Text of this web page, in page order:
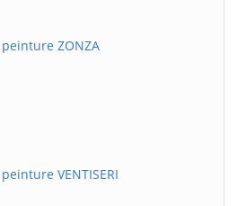
ZONZA
VENTISERI